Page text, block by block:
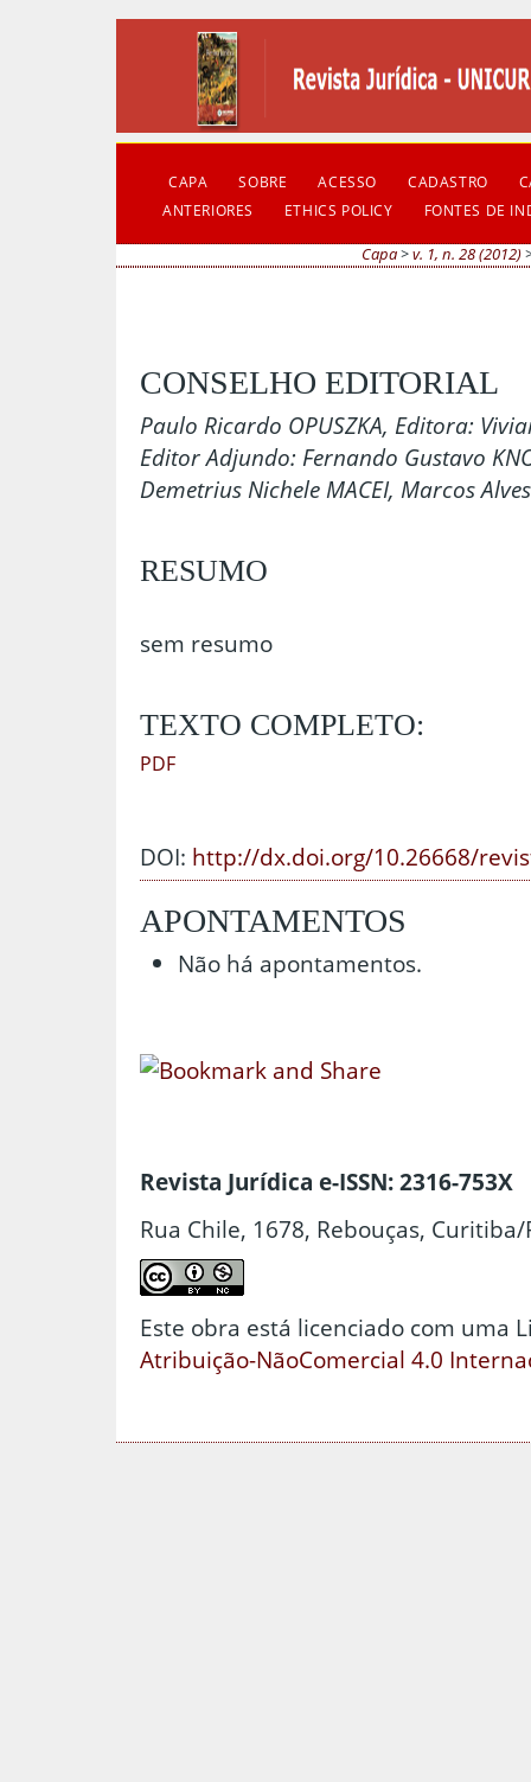
CAPA SOBRE ACESSO CADASTRO
ANTERIORES
ETHICS POLICY FONTES DE
Capa>v. 1, n. 28 (2012)
CONSELHO EDITORIAL
Paulo Ricardo OPUSZKA, Editora:
Editor Adjundo: Fernando Gustavo
Demetrius Nichele MACEI, Marcos
RESUMO
sem resumo
TEXTO COMPLETO:
PDF
DOI: http://dx.doi.org/10.26668/
APONTAMENTOS
Não há apontamentos.
Revista Jurídica e-ISSN: 2316-753X
Rua Chile, 1678, Rebouças, Curitiba/
Este obra está licenciado com uma
Atribuição-NãoComercial 4.0